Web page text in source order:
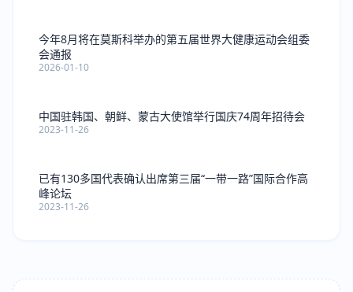
今年8月将在莫斯科举办的第五届世界大健康运动会组委
会通报
2026-01-10
中国驻韩国、朝鲜、蒙古大使馆举行国庆74周年招待会
2023-11-26
已有130多国代表确认出席第三届“一带一路”国际合作高
峰论坛
2023-11-26